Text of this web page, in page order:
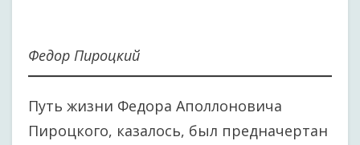
Федор Пироцкий
Путь жизни Федора Аполлоновича
Пироцкого, казалось, был предначертан